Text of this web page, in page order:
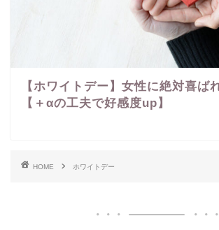
【ホワイトデー】女性に絶対喜ば
【＋αの工夫で好感度up】
HOME ホワイトデー